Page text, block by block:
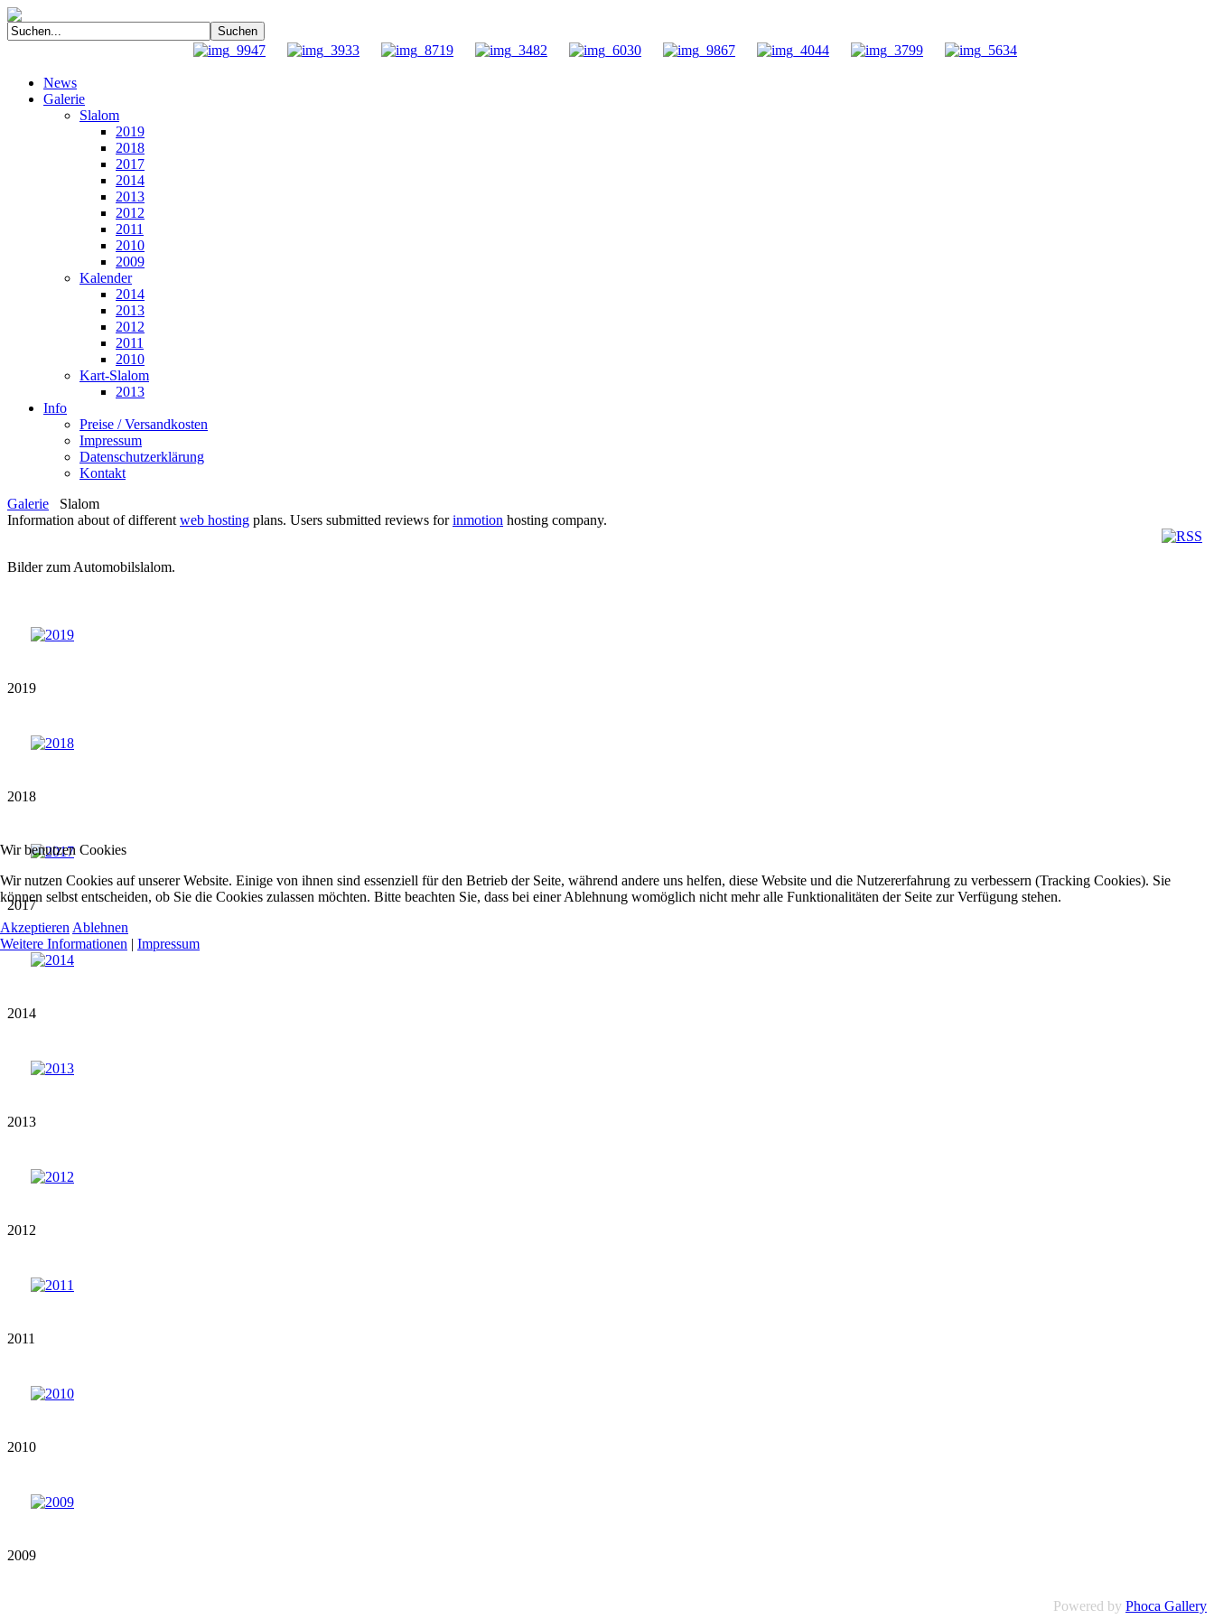
News
Galerie
Slalom
2019
2018
2017
2014
2013
2012
2011
2010
2009
Kalender
2014
2013
2012
2011
2010
Kart-Slalom
2013
Info
Preise / Versandkosten
Impressum
Datenschutzerklärung
Kontakt
Galerie
Slalom
Information about of different web hosting plans. Users submitted reviews forinmotion hosting company.
Bilder zum Automobilslalom.
2019
2018
2017
2014
2013
2012
2011
2010
2009
Powered by Phoca Gallery
Wir benutzen Cookies
Wir nutzen Cookies auf unserer Website. Einige von ihnen sind essenziell für den Betrieb der Seite, während andere uns helfen, diese Website und die Nutzererfahrung zu verbessern (Tracking Cookies). Sie
können selbst entscheiden, ob Sie die Cookies zulassen möchten. Bitte beachten Sie, dass bei einer Ablehnung womöglich nicht mehr alle Funktionalitäten der Seite zur Verfügung stehen.
Akzeptieren Ablehnen
Weitere Informationen | Impressum